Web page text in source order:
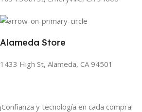
Alameda Store
1433 High St, Alameda, CA 94501
¡Confianza y tecnología en cada compra!